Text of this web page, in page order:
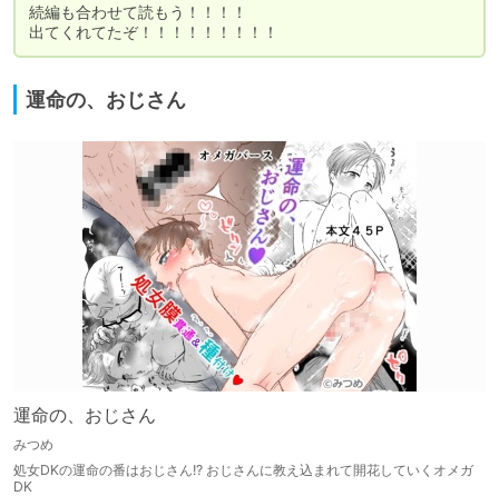
続編も合わせて読もう！！！！
出てくれてたぞ！！！！！！！！！
運命の、おじさん
運命の、おじさん
みつめ
処女DKの運命の番はおじさん!? おじさんに教え込まれて開花していくオメガ
DK